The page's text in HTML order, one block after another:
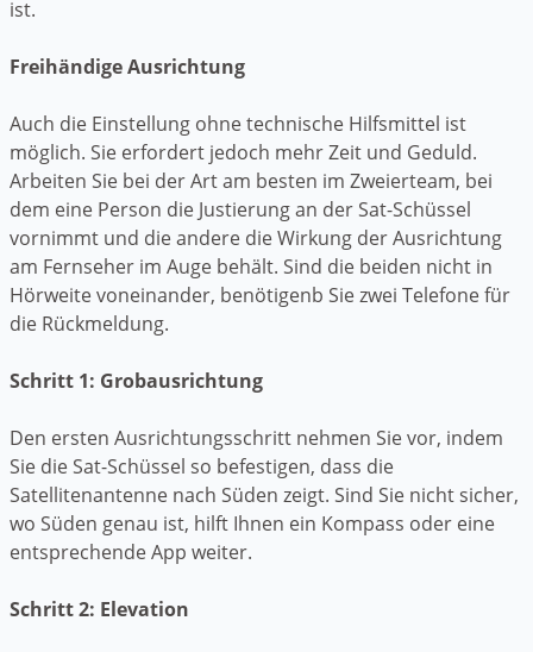
ist.
Freihändige Ausrichtung
Auch die Einstellung ohne technische Hilfsmittel ist
möglich. Sie erfordert jedoch mehr Zeit und Geduld.
Arbeiten Sie bei der Art am besten im Zweierteam, bei
dem eine Person die Justierung an der Sat-Schüssel
vornimmt und die andere die Wirkung der Ausrichtung
am Fernseher im Auge behält. Sind die beiden nicht in
Hörweite voneinander, benötigenb Sie zwei Telefone für
die Rückmeldung.
Schritt 1: Grobausrichtung
Den ersten Ausrichtungsschritt nehmen Sie vor, indem
Sie die Sat-Schüssel so befestigen, dass die
Satellitenantenne nach Süden zeigt. Sind Sie nicht sicher,
wo Süden genau ist, hilft Ihnen ein Kompass oder eine
entsprechende App weiter.
Schritt 2: Elevation